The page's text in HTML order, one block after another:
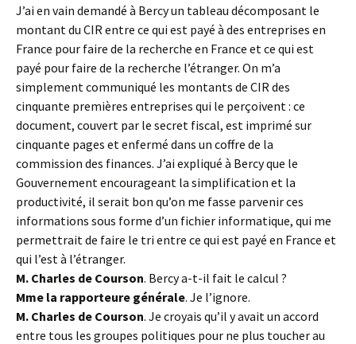
J’ai en vain demandé à Bercy un tableau décomposant le
montant du CIR entre ce qui est payé à des entreprises en
France pour faire de la recherche en France et ce qui est
payé pour faire de la recherche l’étranger. On m’a
simplement communiqué les montants de CIR des
cinquante premières entreprises qui le perçoivent : ce
document, couvert par le secret fiscal, est imprimé sur
cinquante pages et enfermé dans un coffre de la
commission des finances. J’ai expliqué à Bercy que le
Gouvernement encourageant la simplification et la
productivité, il serait bon qu’on me fasse parvenir ces
informations sous forme d’un fichier informatique, qui me
permettrait de faire le tri entre ce qui est payé en France et
qui l’est à l’étranger.
M. Charles de Courson. Bercy a-t-il fait le calcul ?
Mme la rapporteure générale. Je l’ignore.
M. Charles de Courson. Je croyais qu’il y avait un accord
entre tous les groupes politiques pour ne plus toucher au